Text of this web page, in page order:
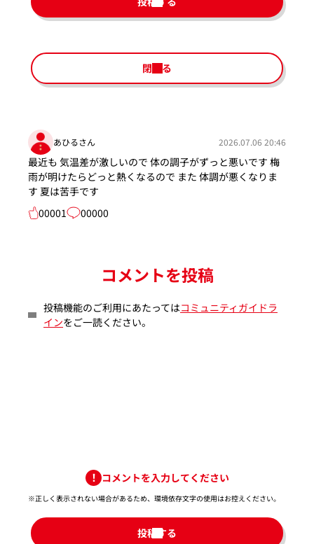
閉じる
あひるさん 2026.07.06 20:46
最近も 気温差が激しいので 体の調子がずっと悪いです 梅
雨が明けたらどっと熱くなるので また 体調が悪くなりま
す 夏は苦手です
00001
00000
コメントを投稿
投稿機能のご利用にあたってはコミュニティガイドラ
インをご一読ください。
コメントを入力してください
※正しく表示されない場合があるため、環境依存文字の使用はお控えください。​
投稿する